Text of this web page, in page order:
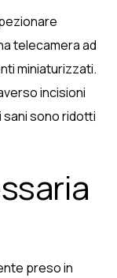
telecamera ad
miniaturizzati.
incisioni
sani sono ridotti
preso in